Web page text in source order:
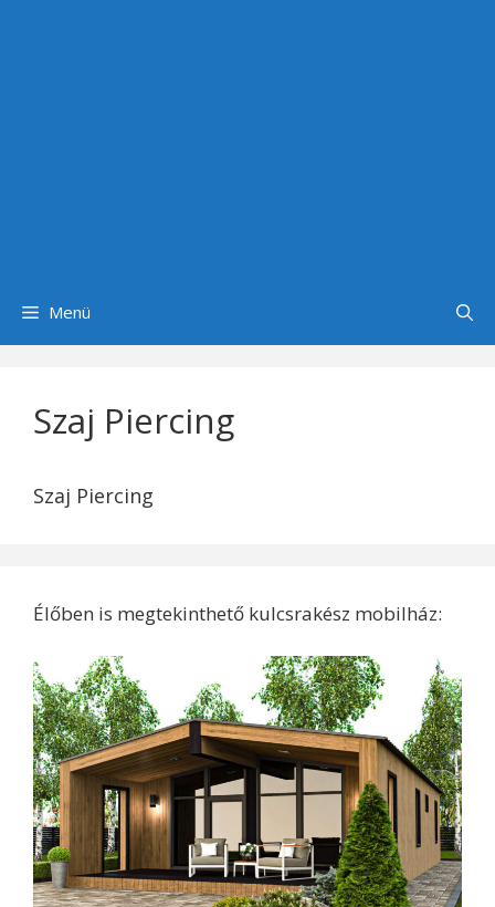
Menü
Szaj Piercing
Szaj Piercing
Élőben is megtekinthető kulcsrakész mobilház: